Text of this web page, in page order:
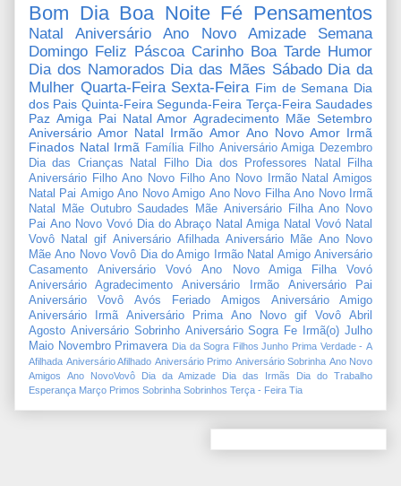
Bom Dia Boa Noite Fé Pensamentos
Natal Aniversário Ano Novo Amizade
Semana
Domingo Feliz Páscoa Carinho Boa Tarde Humor
Dia dos Namorados Dia das Mães Sábado Dia da
Mulher Quarta-Feira Sexta-Feira Fim de Semana Dia
dos Pais Quinta-Feira Segunda-Feira Terça-Feira Saudades
Paz Amiga Pai Natal Amor Agradecimento Mãe Setembro
Aniversário Amor Natal Irmão Amor Ano Novo Amor Irmã
Finados Natal Irmã Família Filho Aniversário Amiga Dezembro
Dia das Crianças
Natal Filho Dia dos Professores
Natal Filha
Aniversário Filho Ano Novo Filho Ano Novo Irmão Natal Amigos
Natal Pai Amigo Ano Novo Amigo Ano Novo Filha Ano Novo Irmã
Natal Mãe Outubro Saudades Mãe Aniversário Filha Ano Novo
Pai Ano Novo Vovó Dia do Abraço Natal Amiga Natal Vovó Natal
Vovô
Natal gif Aniversário Afilhada Aniversário Mãe Ano Novo
Mãe Ano Novo Vovô Dia do Amigo Irmão Natal Amigo Aniversário
Casamento
Aniversário Vovó Ano Novo Amiga Filha
Vovó
Aniversário Agradecimento
Aniversário Irmão
Aniversário Pai
Aniversário Vovô
Avós Feriado Amigos
Aniversário Amigo
Aniversário Irmã
Aniversário Prima Ano Novo gif Vovô
Abril
Agosto Aniversário Sobrinho Aniversário Sogra Fe Irmã(o) Julho
Maio Novembro Primavera Dia da Sogra Filhos Junho Prima Verdade - A
Afilhada Aniversário Afilhado Aniversário Primo Aniversário Sobrinha Ano Novo
Amigos
Ano NovoVovô Dia da Amizade Dia das Irmãs
Dia do Trabalho
Esperança Março Primos Sobrinha Sobrinhos Terça - Feira Tia